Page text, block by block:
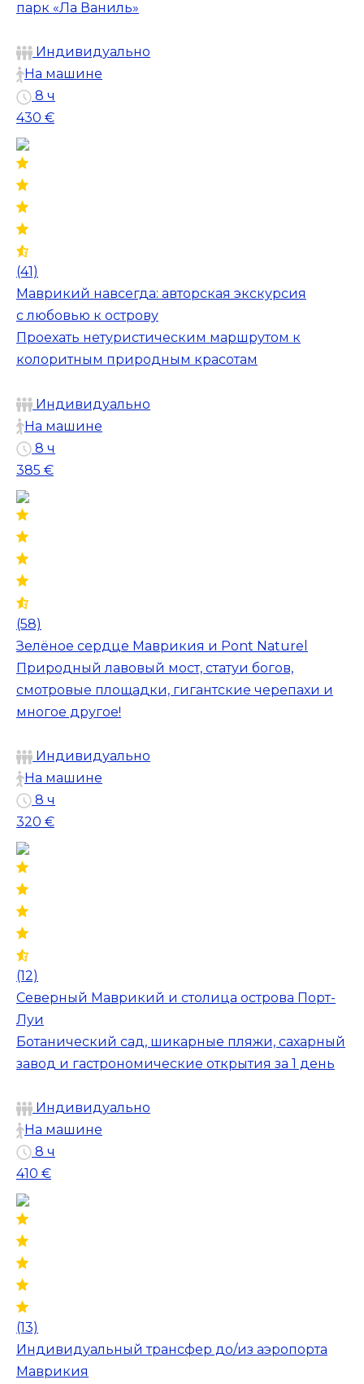
парк «Ла Ваниль»
Индивидуально
На машине
8 ч
430 €
(41)
Маврикий навсегда: авторская экскурсия
с любовью к острову
Проехать нетуристическим маршрутом к
колоритным природным красотам
Индивидуально
На машине
8 ч
385 €
(58)
Зелёное сердце Маврикия и Pont Naturel
Природный лавовый мост, статуи богов,
смотровые площадки, гигантские черепахи и
многое другое!
Индивидуально
На машине
8 ч
320 €
(12)
Северный Маврикий и столица острова Порт-
Луи
Ботанический сад, шикарные пляжи, сахарный
завод и гастрономические открытия за 1 день
Индивидуально
На машине
8 ч
410 €
(13)
Индивидуальный трансфер до/из аэропорта
Маврикия